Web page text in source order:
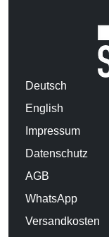
Deutsch
English
Impressum
Datenschutz
AGB
WhatsApp
Versandkosten